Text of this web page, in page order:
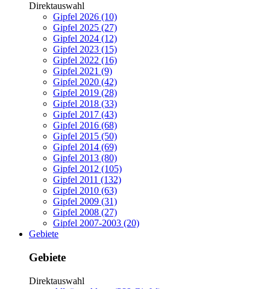
Direktauswahl
Gipfel 2026 (10)
Gipfel 2025 (27)
Gipfel 2024 (12)
Gipfel 2023 (15)
Gipfel 2022 (16)
Gipfel 2021 (9)
Gipfel 2020 (42)
Gipfel 2019 (28)
Gipfel 2018 (33)
Gipfel 2017 (43)
Gipfel 2016 (68)
Gipfel 2015 (50)
Gipfel 2014 (69)
Gipfel 2013 (80)
Gipfel 2012 (105)
Gipfel 2011 (132)
Gipfel 2010 (63)
Gipfel 2009 (31)
Gipfel 2008 (27)
Gipfel 2007-2003 (20)
Gebiete
Gebiete
Direktauswahl